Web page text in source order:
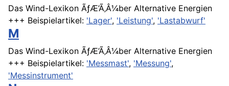
Das Wind-Lexikon ÃƒÆ’Ã‚Â¼ber Alternative Energien
+++ Beispielartikel: 'Lager', 'Leistung', 'Lastabwurf'
M
Das Wind-Lexikon ÃƒÆ’Ã‚Â¼ber Alternative Energien
+++ Beispielartikel: 'Messmast', 'Messung',
'Messinstrument'